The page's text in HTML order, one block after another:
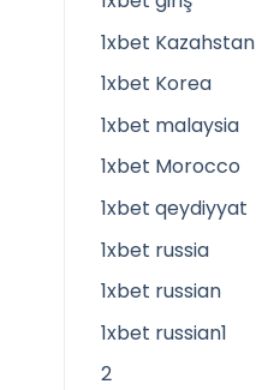
1xbet Kazahstan
1xbet Korea
1xbet malaysia
1xbet Morocco
1xbet qeydiyyat
1xbet russia
1xbet russian
1xbet russian1
2